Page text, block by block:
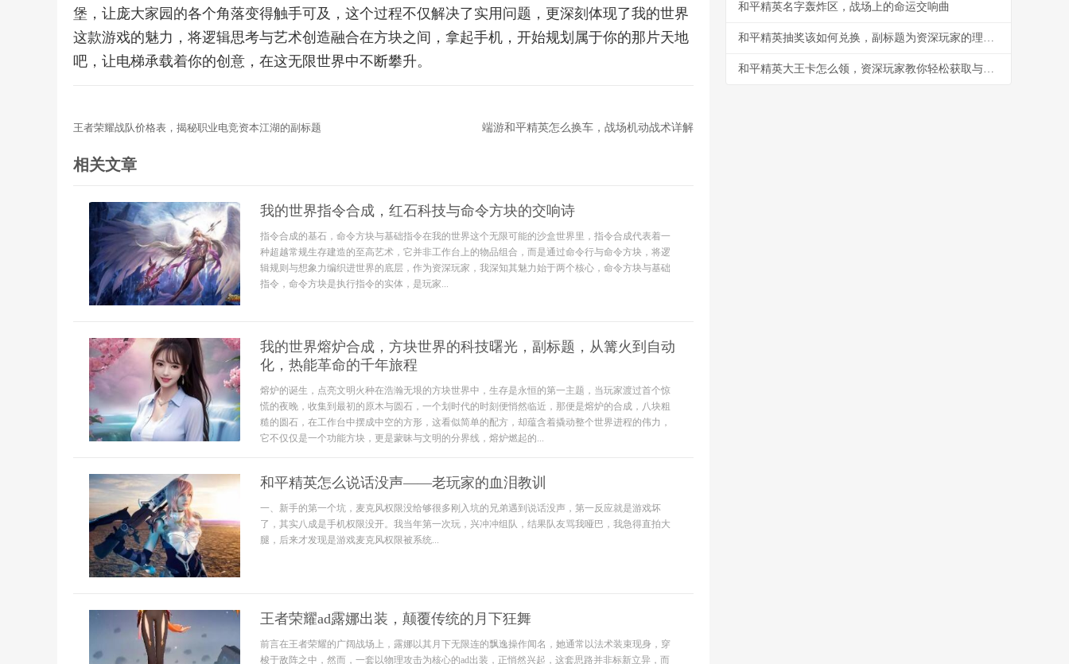
堡，让庞大家园的各个角落变得触手可及，这个过程不仅解决了实用问题，更深刻体现了我的世界
这款游戏的魅力，将逻辑思考与艺术创造融合在方块之间，拿起手机，开始规划属于你的那片天地
吧，让电梯承载着你的创意，在这无限世界中不断攀升。
王者荣耀战队价格表，揭秘职业电竞资本江湖的副标题 端游和平精英怎么换车，战场机动战术详解
相关文章
我的世界指令合成，红石科技与命令方块的交响诗
指令合成的基石，命令方块与基础指令在我的世界这个无限可能的沙盒世界里，指令合成代表着一
种超越常规生存建造的至高艺术，它并非工作台上的物品组合，而是通过命令行与命令方块，将逻
辑规则与想象力编织进世界的底层，作为资深玩家，我深知其魅力始于两个核心，命令方块与基础
指令，命令方块是执行指令的实体，是玩家...
我的世界熔炉合成，方块世界的科技曙光，副标题，从篝火到自动
化，热能革命的千年旅程
熔炉的诞生，点亮文明火种在浩瀚无垠的方块世界中，生存是永恒的第一主题，当玩家渡过首个惊
慌的夜晚，收集到最初的原木与圆石，一个划时代的时刻便悄然临近，那便是熔炉的合成，八块粗
糙的圆石，在工作台中摆成中空的方形，这看似简单的配方，却蕴含着撬动整个世界进程的伟力，
它不仅仅是一个功能方块，更是蒙昧与文明的分界线，熔炉燃起的...
和平精英怎么说话没声——老玩家的血泪教训
一、新手的第一个坑，麦克风权限没给够很多刚入坑的兄弟遇到说话没声，第一反应就是游戏坏
了，其实八成是手机权限没开。我当年第一次玩，兴冲冲组队，结果队友骂我哑巴，我急得直拍大
腿，后来才发现是游戏麦克风权限被系统...
王者荣耀ad露娜出装，颠覆传统的月下狂舞
前言在王者荣耀的广阔战场上，露娜以其月下无限连的飘逸操作闻名，她通常以法术装束现身，穿
梭于敌阵之中，然而，一套以物理攻击为核心的ad出装，正悄然兴起，这套思路并非标新立异，而
和平精英名字轰炸区，战场上的命运交响曲
和平精英抽奖该如何兑换，副标题为资深玩家的理性抉择指南
和平精英大王卡怎么领，资深玩家教你轻松获取与高效使用